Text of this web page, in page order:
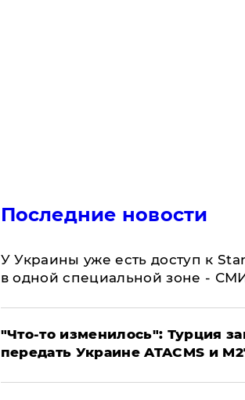
Последние новости
У Украины уже есть доступ к
в одной специальной зоне -
​"Что-то изменилось": Турция
передать Украине ATACMS и